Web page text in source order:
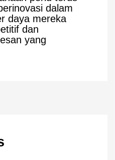
dalam
daya mereka
dan
yang